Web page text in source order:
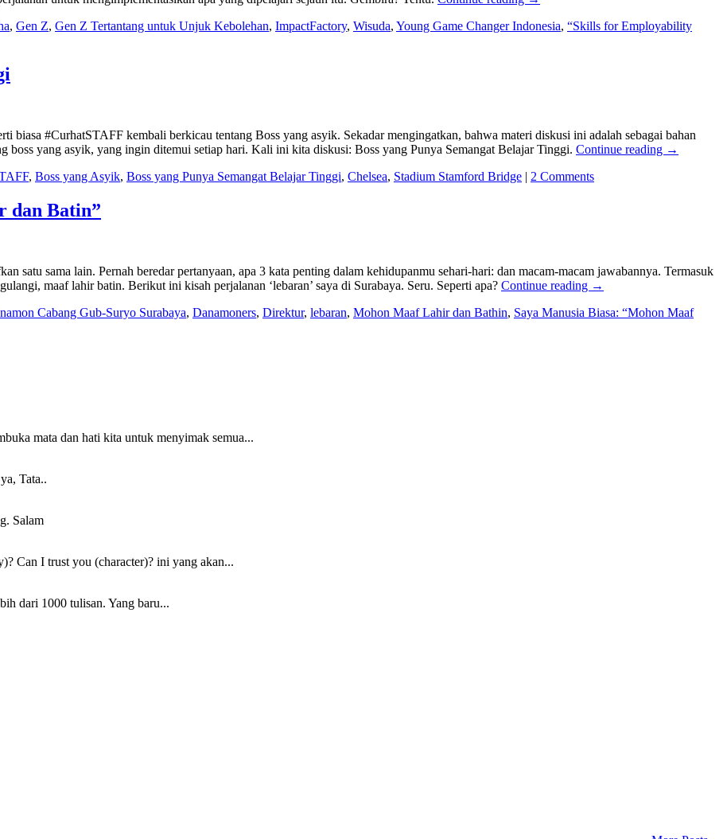
, Gen Z, Gen Z Tertantang untuk Unjuk Kebolehan, ImpactFactory, Wisuda, Young Game Changer Indonesia, “Skills for Employability
#CurhatSTAFF kembali berkicau tentang Boss yang asyik. Sekadar mengingatkan, bahwa materi diskusi ini adalah sebagai bahan
boss yang asyik, yang ingin ditemui setiap hari. Kali ini kita diskusi: Boss yang Punya Semangat Belajar Tinggi. Continue reading →
, Boss yang Asyik, Boss yang Punya Semangat Belajar Tinggi, Chelsea, Stadium Stamford Bridge | 2 Comments
dan Batin”
satu sama lain. Pernah beredar pertanyaan, apa 3 kata penting dalam kehidupanmu sehari-hari: dan macam-macam jawabannya. Termasuk
maaf lahir batin. Berikut ini kisah perjalanan ‘lebaran’ saya di Surabaya. Seru. Seperti apa? Continue reading →
Cabang Gub-Suryo Surabaya, Danamoners, Direktur, lebaran, Mohon Maaf Lahir dan Bathin, Saya Manusia Biasa: “Mohon Maaf
mata dan hati kita untuk menyimak semua...
Tata..
Salam
Can I trust you (character)? ini yang akan...
dari 1000 tulisan. Yang baru...